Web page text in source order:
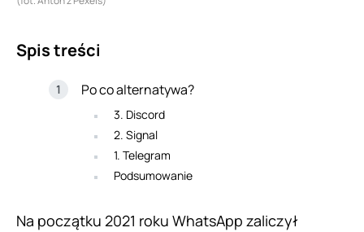
Spis treści
Po co alternatywa?
3. Discord
2. Signal
1. Telegram
Podsumowanie
Na początku 2021 roku WhatsApp zaliczył